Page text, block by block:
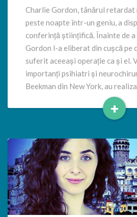
Charlie Gordon, tânărul
peste noapte într-un geniu, a
conferință științifică. Înainte de a
Gordon l-a eliberat din cușcă pe
suferit aceeași operație ca și el.
importanți psihiatri și
Beekman din New York, au
+
Read